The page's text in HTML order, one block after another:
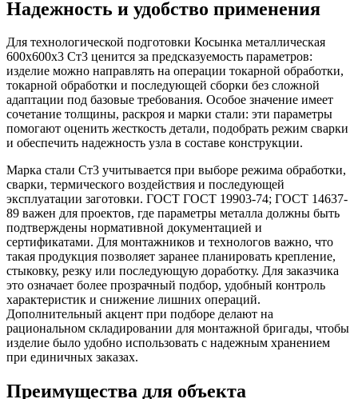
Надежность и удобство применения
Для технологической подготовки Косынка металлическая
600х600х3 Ст3 ценится за предсказуемость параметров:
изделие можно направлять на операции токарной обработки,
токарной обработки и последующей сборки без сложной
адаптации под базовые требования. Особое значение имеет
сочетание толщины, раскроя и марки стали: эти параметры
помогают оценить жесткость детали, подобрать режим сварки
и обеспечить надежность узла в составе конструкции.
Марка стали Ст3 учитывается при выборе режима обработки,
сварки, термического воздействия и последующей
эксплуатации заготовки. ГОСТ ГОСТ 19903-74; ГОСТ 14637-
89 важен для проектов, где параметры металла должны быть
подтверждены нормативной документацией и
сертификатами. Для монтажников и технологов важно, что
такая продукция позволяет заранее планировать крепление,
стыковку, резку или последующую доработку. Для заказчика
это означает более прозрачный подбор, удобный контроль
характеристик и снижение лишних операций.
Дополнительный акцент при подборе делают на
рациональном складировании для монтажной бригады, чтобы
изделие было удобно использовать с надежным хранением
при единичных заказах.
Преимущества для объекта